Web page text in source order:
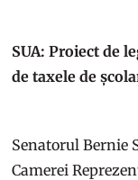
SUA: Proiect de
de taxele de
Senatorul Bernie
Camerei